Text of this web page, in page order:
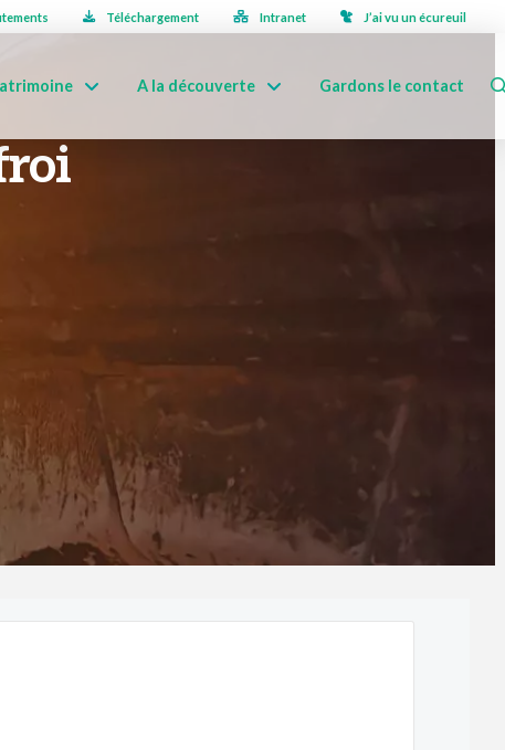
Téléchargement Intranet J’ai vu un écureuil
A la découverte Gardons le contact